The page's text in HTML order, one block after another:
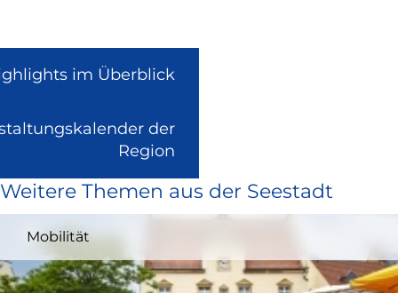
im Überblick
der
Region
extern
und
in
neuem
Weitere Themen aus der Seestadt
Mobilität